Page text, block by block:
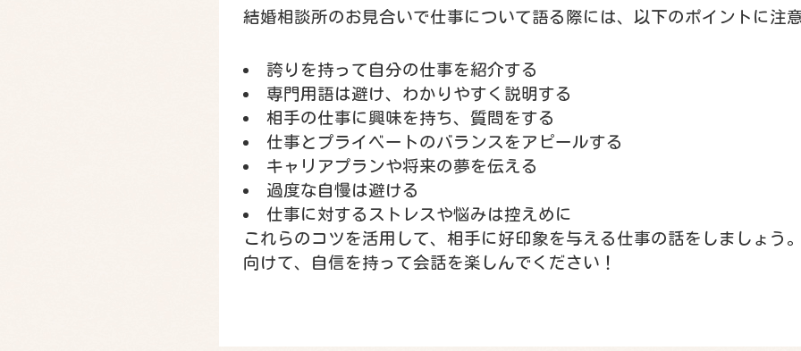
結婚相談所のお見合いで仕事について語る際には、以下のポイントに注
誇りを持って自分の仕事を紹介する
専門用語は避け、わかりやすく説明する
相手の仕事に興味を持ち、質問をする
仕事とプライベートのバランスをアピールする
キャリアプランや将来の夢を伝える
過度な自慢は避ける
仕事に対するストレスや悩みは控えめに
これらのコツを活用して、相手に好印象を与える仕事の話をしましょう
向けて、自信を持って会話を楽しんでください！